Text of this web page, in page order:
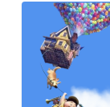
Concurso
Disfraces
Fiestas